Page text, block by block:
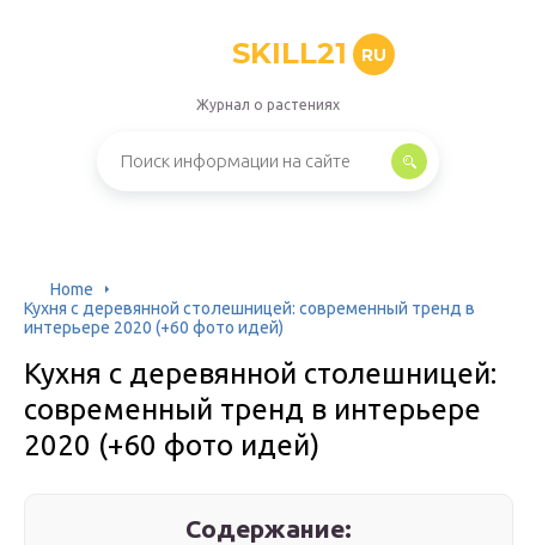
SKILL21 RU
Журнал о растениях
Home
Кухня с деревянной столешницей: современный тренд в
интерьере 2020 (+60 фото идей)
Кухня с деревянной столешницей:
современный тренд в интерьере
2020 (+60 фото идей)
Содержание: